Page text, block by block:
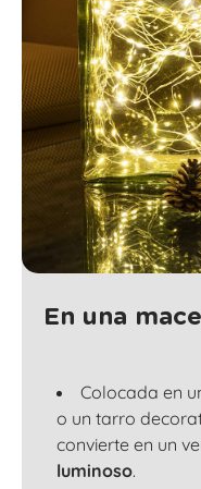
En una
Colocada en
o un tarro
convierte en un
luminoso.